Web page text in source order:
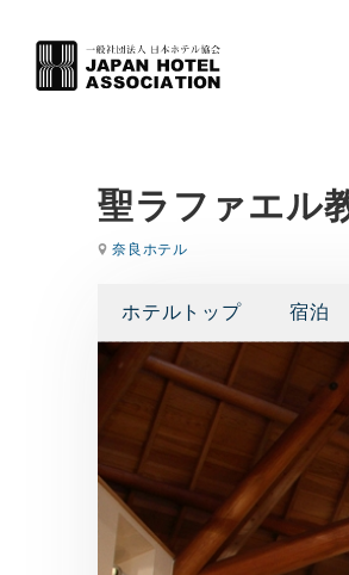
聖ラファエル
奈良ホテル
ホテルトップ 宿泊